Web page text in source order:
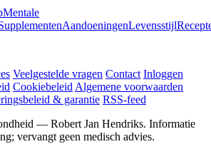
Mentale
AandoeningenLevensstijl
Veelgestelde vragen Contact Inloggen
CookiebeleidAlgemene voorwaarden
& garantie RSS-feed
— Robert Jan Hendriks. Informatie
vervangt geen medisch advies.